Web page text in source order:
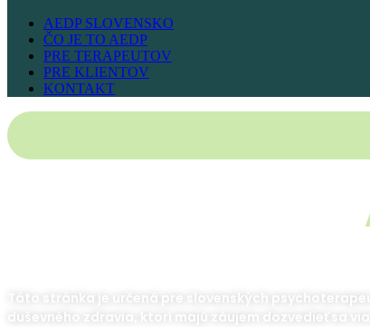
AEDP SLOVENSKO
ČO JE TO AEDP
PRE TERAPEUTOV
PRE KLIENTOV
KONTAKT
Táto stránka je určená pre slovenských
duševného zdravia, ktorí majú záujem dozvedieť sa